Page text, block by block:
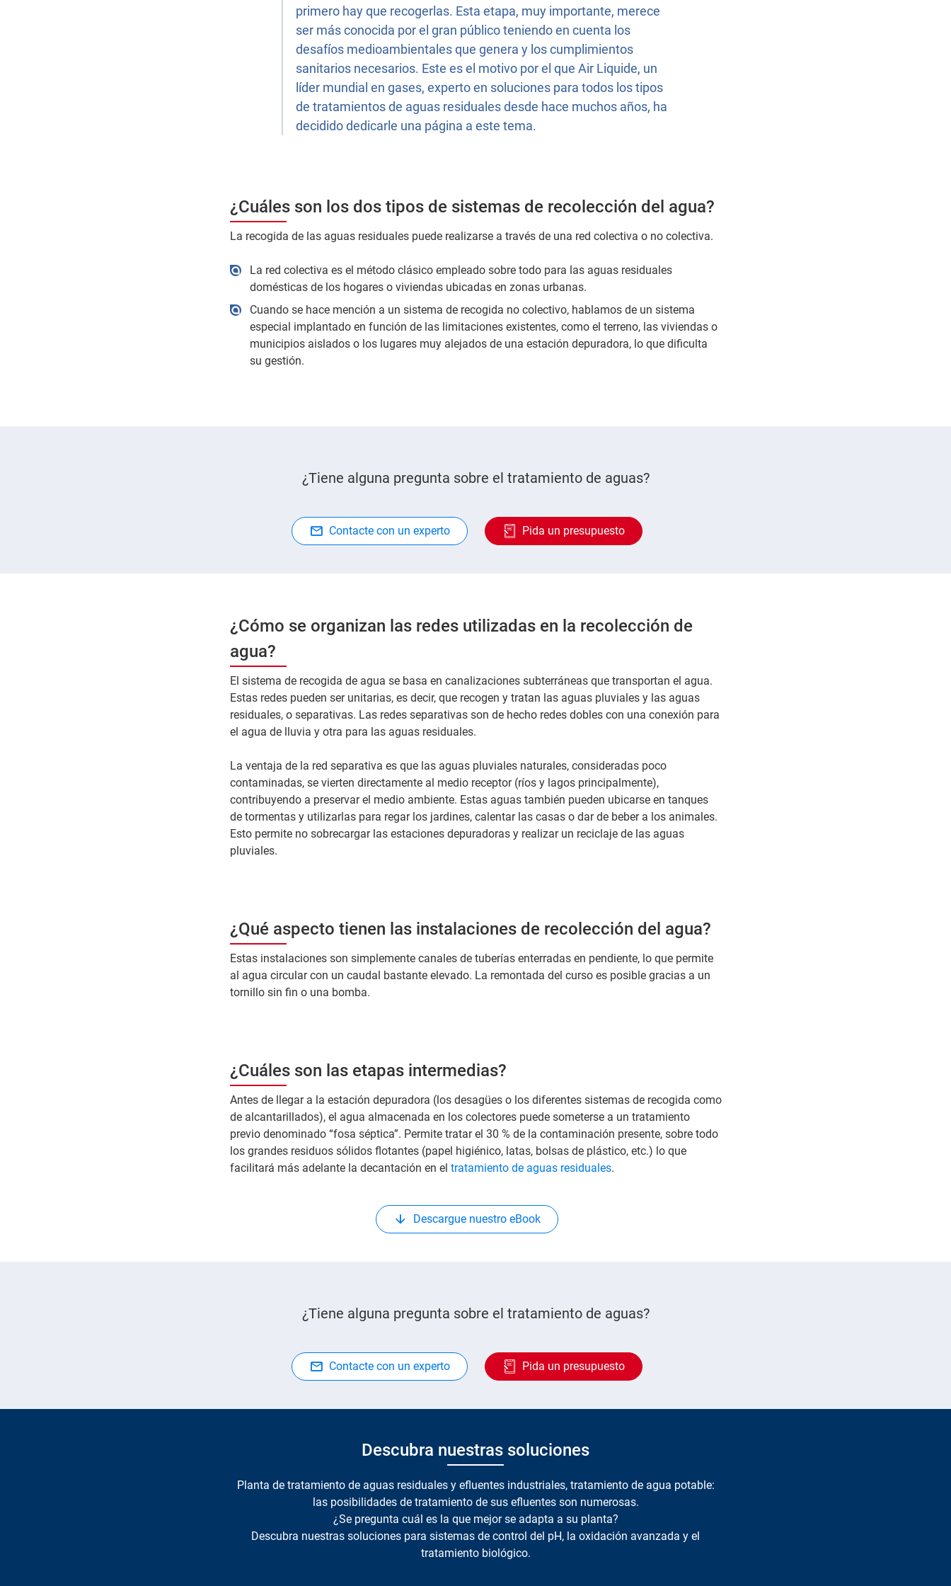
primero hay que recogerlas. Esta etapa, muy importante, merece
ser más conocida por el gran público teniendo en cuenta los
desafíos medioambientales que genera y los cumplimientos
sanitarios necesarios. Este es el motivo por el que Air Liquide, un
líder mundial en gases, experto en soluciones para todos los tipos
de tratamientos de aguas residuales desde hace muchos años, ha
decidido dedicarle una página a este tema.
¿Cuáles son los dos tipos de sistemas de recolección del agua?
La recogida de las aguas residuales puede realizarse a través de una red colectiva o no colectiva.
La red colectiva es el método clásico empleado sobre todo para las aguas residuales
domésticas de los hogares o viviendas ubicadas en zonas urbanas.
Cuando se hace mención a un sistema de recogida no colectivo, hablamos de un sistema
especial implantado en función de las limitaciones existentes, como el terreno, las viviendas o
municipios aislados o los lugares muy alejados de una estación depuradora, lo que dificulta
su gestión.
¿Tiene alguna pregunta sobre el tratamiento de aguas?
Contacte con un experto Pida un presupuesto
¿Cómo se organizan las redes utilizadas en la recolección de
agua?
El sistema de recogida de agua se basa en canalizaciones subterráneas que transportan el agua.
Estas redes pueden ser unitarias, es decir, que recogen y tratan las aguas pluviales y las aguas
residuales, o separativas. Las redes separativas son de hecho redes dobles con una conexión para
el agua de lluvia y otra para las aguas residuales.
La ventaja de la red separativa es que las aguas pluviales naturales, consideradas poco
contaminadas, se vierten directamente al medio receptor (ríos y lagos principalmente),
contribuyendo a preservar el medio ambiente. Estas aguas también pueden ubicarse en tanques
de tormentas y utilizarlas para regar los jardines, calentar las casas o dar de beber a los animales.
Esto permite no sobrecargar las estaciones depuradoras y realizar un reciclaje de las aguas
pluviales.
¿Qué aspecto tienen las instalaciones de recolección del agua?
Estas instalaciones son simplemente canales de tuberías enterradas en pendiente, lo que permite
al agua circular con un caudal bastante elevado. La remontada del curso es posible gracias a un
tornillo sin fin o una bomba.
¿Cuáles son las etapas intermedias?
Antes de llegar a la estación depuradora (los desagües o los diferentes sistemas de recogida como
de alcantarillados), el agua almacenada en los colectores puede someterse a un tratamiento
previo denominado “fosa séptica”. Permite tratar el 30 % de la contaminación presente, sobre todo
los grandes residuos sólidos flotantes (papel higiénico, latas, bolsas de plástico, etc.) lo que
facilitará más adelante la decantación en el tratamiento de aguas residuales.
Descargue nuestro eBook
¿Tiene alguna pregunta sobre el tratamiento de aguas?
Contacte con un experto Pida un presupuesto
Descubra nuestras soluciones
Planta de tratamiento de aguas residuales y efluentes industriales, tratamiento de agua potable:
las posibilidades de tratamiento de sus efluentes son numerosas.
¿Se pregunta cuál es la que mejor se adapta a su planta?
Descubra nuestras soluciones para sistemas de control del pH, la oxidación avanzada y el
tratamiento biológico.